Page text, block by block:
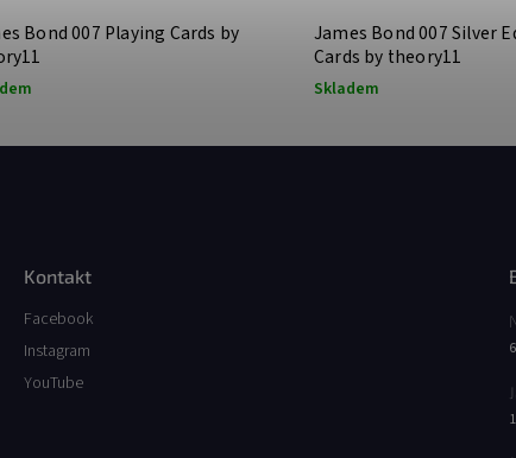
Bond 007 Playing Cards by
James Bond 007 Silver
Cards by theory11
Skladem
Kontakt
Facebook
Instagram
YouTube